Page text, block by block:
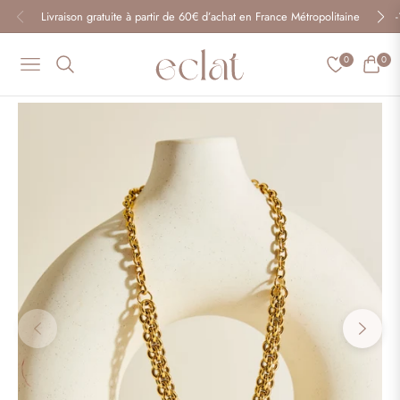
Livraison gratuite à partir de 60€ d’achat en France Métropolitaine
Navigation 0 Panier
0